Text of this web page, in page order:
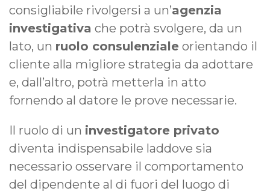
consigliabile rivolgersi a un’agenzia
investigativa che potrà svolgere, da un
lato, un ruolo consulenziale orientando il
cliente alla migliore strategia da adottare
e, dall’altro, potrà metterla in atto
fornendo al datore le prove necessarie.
Il ruolo di un investigatore privato
diventa indispensabile laddove sia
necessario osservare il comportamento
del dipendente al di fuori del luogo di